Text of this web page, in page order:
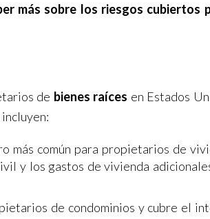
más sobre los riesgos cubiertos
de bienes raíces en Estados
más común para propietarios de
y los gastos de vivienda
de condominios y cubre el